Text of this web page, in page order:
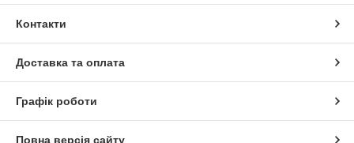
Контакти
Доставка та оплата
Графік роботи
Повна версія сайту